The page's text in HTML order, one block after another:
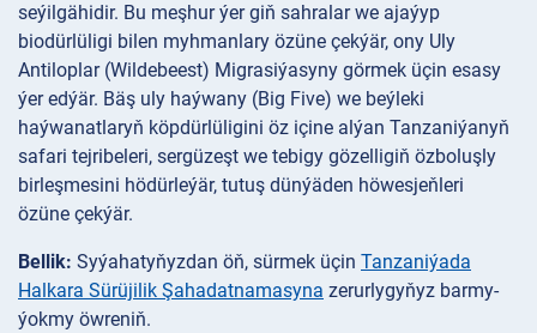
seýilgähidir. Bu meşhur ýer giň sahralar we ajaýyp
biodürlüligi bilen myhmanlary özüne çekýär, ony Uly
Antiloplar (Wildebeest) Migrasiýasyny görmek üçin esasy
ýer edýär. Bäş uly haýwany (Big Five) we beýleki
haýwanatlaryň köpdürlüligini öz içine alýan Tanzaniýanyň
safari tejribeleri, sergüzeşt we tebigy gözelligiň özboluşly
birleşmesini hödürleýär, tutuş dünýäden höwesjeňleri
özüne çekýär.
Bellik: Syýahatyňyzdan öň, sürmek üçin Tanzaniýada
Halkara Sürüjilik Şahadatnamasyna zerurlygyňyz barmy-
ýokmy öwreniň.